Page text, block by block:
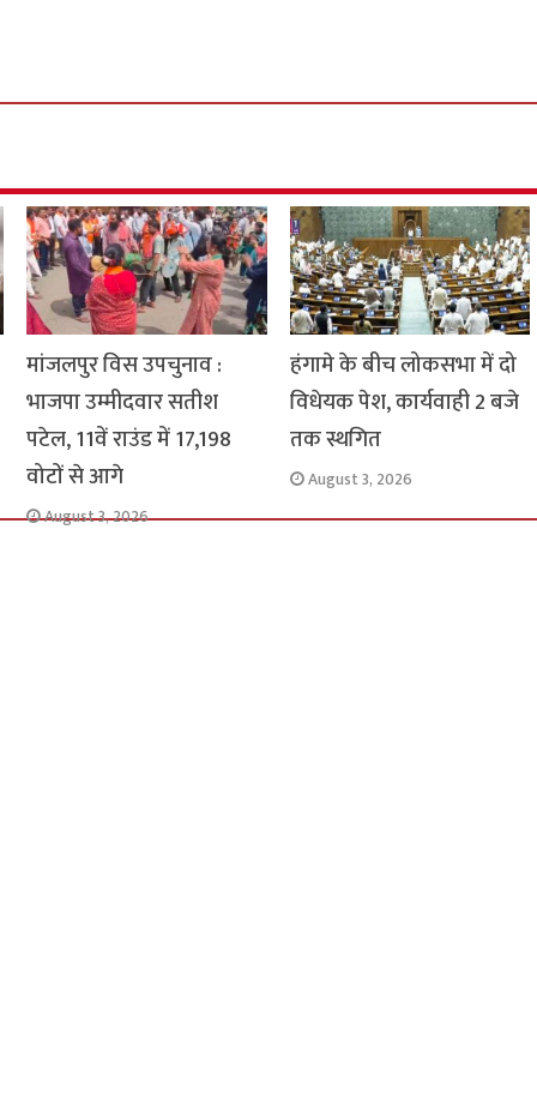
मांजलपुर विस उपचुनाव :
भाजपा उम्मीदवार सतीश
पटेल, 11वें राउंड में 17,198
वोटों से आगे
August 3, 2026
हंगामे के बीच लोकसभा में दो
विधेयक पेश, कार्यवाही 2 बजे
तक स्थगित
August 3, 2026